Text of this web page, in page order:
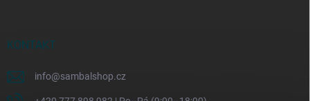
KONTAKT
info@sambalshop.cz